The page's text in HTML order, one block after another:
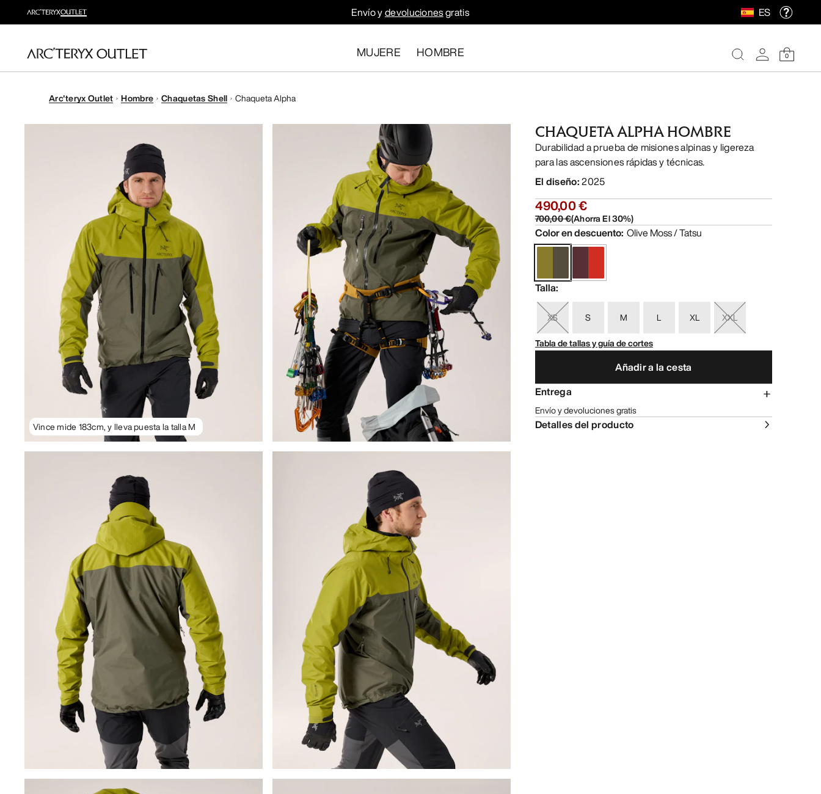
Envío ydevolucionesgratis ES
MUJERE HOMBRE 0
Arc'teryx Outlet Hombre Chaquetas Shell Chaqueta Alpha
Vince mide 183cm, y lleva puesta la talla M
CHAQUETA ALPHA HOMBRE
Durabilidad a prueba de misiones alpinas y ligereza
para las ascensiones rápidas y técnicas.
El diseño:2025
490,00 €
700,00 €(Ahorra El30%)
Color en descuento: Olive Moss / Tatsu
Talla:
XS S M L XL
XXL
Tabla de tallas y guía de cortes
Añadir a la cesta
Entrega
Envío y devoluciones gratis
Detalles del producto